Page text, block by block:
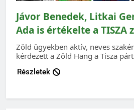
Jávor Benedek, Litkai
Ada is értékelte a
Zöld ügyekben aktív, neves
kérdezett a Zöld Hang a Tisza
Részletek